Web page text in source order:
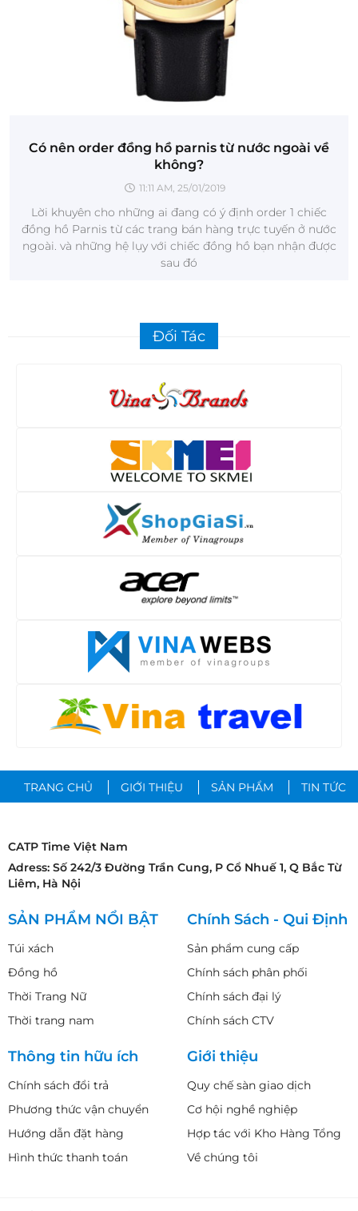
Có nên order đồng hồ parnis từ nước ngoài về
không?
11:11 AM, 25/01/2019
Lời khuyên cho những ai đang có ý định order 1 chiếc
đồng hồ Parnis từ các trang bán hàng trực tuyến ở nước
ngoài. và những hệ lụy với chiếc đồng hồ bạn nhận được
sau đó
Đối Tác
TRANG CHỦ GIỚI THIỆU SẢN PHẨM TIN TỨC
CATP Time Việt Nam
Adress: Số 242/3 Đường Trần Cung, P Cổ Nhuế 1, Q Bắc Từ
Liêm, Hà Nội
SẢN PHẨM NỔI BẬT
Túi xách
Đồng hồ
Thời Trang Nữ
Thời trang nam
Chính Sách - Qui Định
Sản phẩm cung cấp
Chính sách phân phối
Chính sách đại lý
Chính sách CTV
Thông tin hữu ích
Chính sách đổi trả
Phương thức vận chuyển
Hướng dẫn đặt hàng
Hình thức thanh toán
Giới thiệu
Quy chế sàn giao dịch
Cơ hội nghề nghiệp
Hợp tác với Kho Hàng Tổng
Về chúng tôi